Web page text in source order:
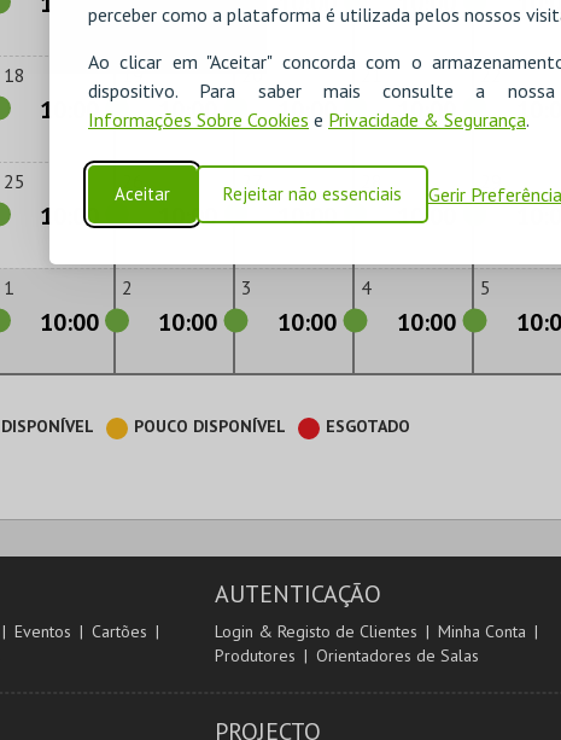
perceber como a plataforma é utilizada pelos nossos
Ao clicar em "Aceitar" concorda com o
dispositivo. Para saber mais consulte a
Informações Sobre Cookies e Privacidade & Segurança.
Aceitar Rejeitar não essenciais Gerir
18
10:00
19
10:00
20
10:00
21
10:00
22
10:00
25
10:00 10:00
27
10:00
28
10:00
1
10:00
2
10:00
3
10:00
4
10:00
5
DISPONÍVEL POUCO DISPONÍVEL ESGOTADO
Eventos
Cartões
AUTENTICAÇÃO
Login & Registo de Clientes
Minha Conta
Produtores
Orientadores de Salas
PROJECTO